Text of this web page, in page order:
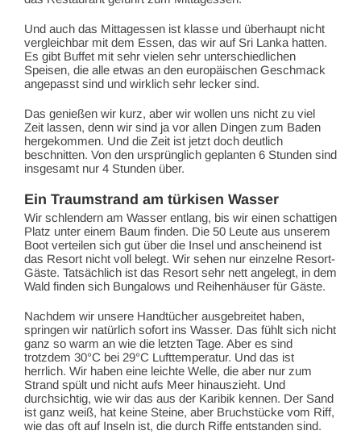
Und auch das Mittagessen ist klasse und überhaupt nicht
vergleichbar mit dem Essen, das wir auf Sri Lanka hatten.
Es gibt Buffet mit sehr vielen sehr unterschiedlichen
Speisen, die alle etwas an den europäischen Geschmack
angepasst sind und wirklich sehr lecker sind.
Das genießen wir kurz, aber wir wollen uns nicht zu viel
Zeit lassen, denn wir sind ja vor allen Dingen zum Baden
hergekommen. Und die Zeit ist jetzt doch deutlich
beschnitten. Von den ursprünglich geplanten 6 Stunden sind
insgesamt nur 4 Stunden über.
Ein Traumstrand am türkisen Wasser
Wir schlendern am Wasser entlang, bis wir einen schattigen
Platz unter einem Baum finden. Die 50 Leute aus unserem
Boot verteilen sich gut über die Insel und anscheinend ist
das Resort nicht voll belegt. Wir sehen nur einzelne Resort-
Gäste. Tatsächlich ist das Resort sehr nett angelegt, in dem
Wald finden sich Bungalows und Reihenhäuser für Gäste.
Nachdem wir unsere Handtücher ausgebreitet haben,
springen wir natürlich sofort ins Wasser. Das fühlt sich nicht
ganz so warm an wie die letzten Tage. Aber es sind
trotzdem 30°C bei 29°C Lufttemperatur. Und das ist
herrlich. Wir haben eine leichte Welle, die aber nur zum
Strand spült und nicht aufs Meer hinauszieht. Und
durchsichtig, wie wir das aus der Karibik kennen. Der Sand
ist ganz weiß, hat keine Steine, aber Bruchstücke vom Riff,
wie das oft auf Inseln ist, die durch Riffe entstanden sind.